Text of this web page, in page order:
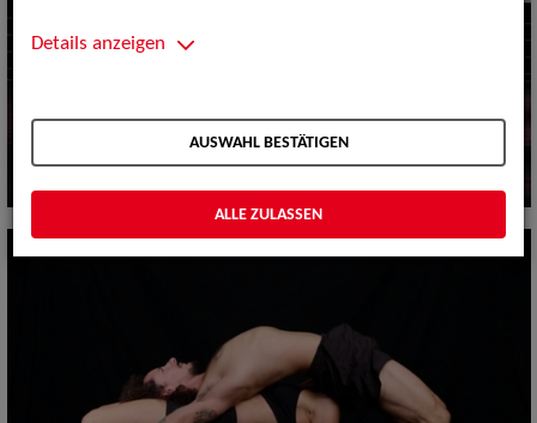
Details anzeigen
AUSWAHL BESTÄTIGEN
ALLE ZULASSEN